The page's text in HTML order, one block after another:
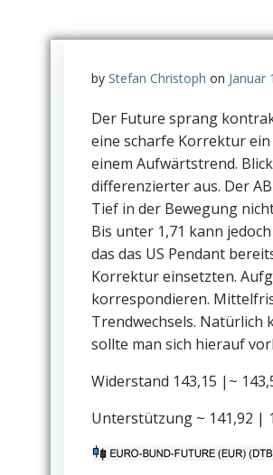
by Stefan Christoph on Januar
Der Future sprang
eine scharfe Korrektur
einem Aufwärtstrend.
differenzierter aus. Der
Tief in der Bewegung
Bis unter 1,71 kann
das das US Pendant
Korrektur einsetzten.
korrespondieren.
Trendwechsels. Natürlich
sollte man sich hierauf
Widerstand 143,15 |~
Unterstützung ~ 141,92 |